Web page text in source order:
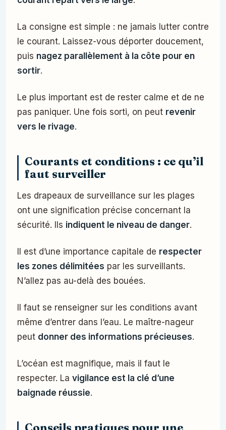
La consigne est simple : ne jamais lutter contre
le courant. Laissez-vous déporter doucement,
puis nagez parallèlement à la côte pour en
sortir.
Le plus important est de rester calme et de ne
pas paniquer. Une fois sorti, on peut revenir
vers le rivage.
Courants et conditions : ce qu’il
faut surveiller
Les drapeaux de surveillance sur les plages
ont une signification précise concernant la
sécurité. Ils indiquent le niveau de danger.
Il est d’une importance capitale de respecter
les zones délimitées par les surveillants.
N’allez pas au-delà des bouées.
Il faut se renseigner sur les conditions avant
même d’entrer dans l’eau. Le maître-nageur
peut donner des informations précieuses.
L’océan est magnifique, mais il faut le
respecter. La vigilance est la clé d’une
baignade réussie.